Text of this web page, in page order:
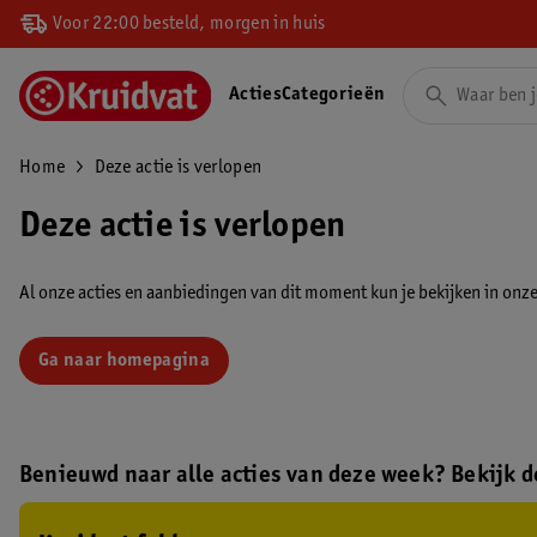
Voor 22:00 besteld, morgen in huis
ActiesCategorieën
Home Deze actie is verlopen
Deze actie is verlopen
Al onze acties en aanbiedingen van dit moment kun je bekijken in
Ga naar homepagina
Benieuwd naar alle acties van deze week? Bekijk